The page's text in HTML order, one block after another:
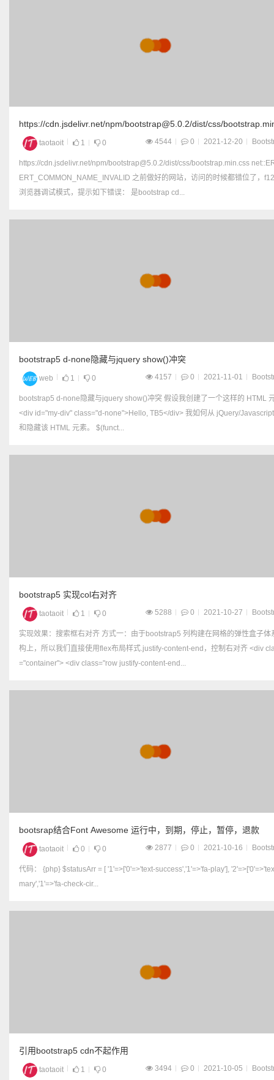
https://cdn.jsdelivr.net/npm/bootstrap@5.0.2/dist/css/
net::ERR_CERT_COMMON_NAME_INVALID
taotaoit 1 0 4544 0 2021-12-20
https://cdn.jsdelivr.net/npm/bootstrap@5.0.2/dist/css/bootstrap.min.css
ERT_COMMON_NAME_INVALID 之前做好的网站，访问的时候都错位了，f12打开
浏览器调试模式，提示如下错误： 是bootstrap cd...
bootstrap5 d-none隐藏与jquery show()冲突
web 1 0 4157 0 2021-11-01
bootstrap5 d-none隐藏与jquery show()冲突 假设我创建了一个这样的 HTML 元素，
<div id="my-div" class="d-none">Hello, TB5</div> 我如何从 jQuery/Javascript 显示
和隐藏该 HTML 元素。 $(funct...
bootstrap5 实现col右对齐
taotaoit 1 0 5288 0 2021-10-27
实现效果：搜索框右对齐 方式一：由于bootstrap5 列构建在网格的弹性盒子体系结
构上，所以我们直接使用flex布局样式.justify-content-end，控制右对齐 <div class
="container"> <div class="row justify-content-end...
bootsrap结合Font Awesome 运行中，到期，停止，暂停，退款
taotaoit 0 0 2877 0 2021-10-16
代码： {php} $statusArr = [ '1'=>['0'=>'text-success','1'=>'fa-play'], '2'=>['0'=>'text-pri
mary','1'=>'fa-check-cir...
引用bootstrap5 cdn不起作用
taotaoit 1 0 3494 0 2021-10-05